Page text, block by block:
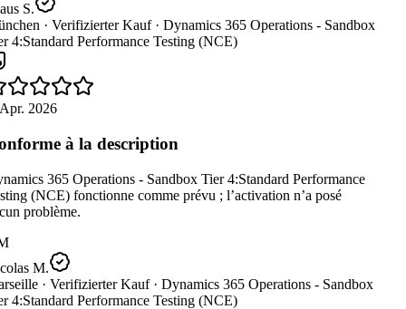
S.
· Verifizierter Kauf · Dynamics 365 Operations - Sandbox
4:Standard Performance Testing (NCE)
2026
à la description
365 Operations - Sandbox Tier 4:Standard Performance
(NCE) fonctionne comme prévu ; l’activation n’a posé
problème.
M.
· Verifizierter Kauf · Dynamics 365 Operations - Sandbox
4:Standard Performance Testing (NCE)